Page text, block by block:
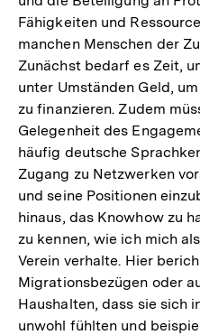
Fähigkeiten und
manchen Menschen der
Zunächst bedarf es Zeit,
unter Umständen Geld,
zu finanzieren. Zudem
Gelegenheit des
häufig deutsche
Zugang zu Netzwerken
und seine Positionen
hinaus, das Knowhow zu
zu kennen, wie ich mich
Verein verhalte. Hier
Migrationsbezügen oder
Haushalten, dass sie sich
unwohl fühlten und